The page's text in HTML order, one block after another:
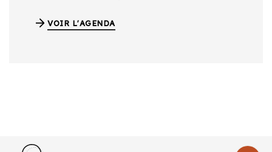
VOIR L'AGENDA